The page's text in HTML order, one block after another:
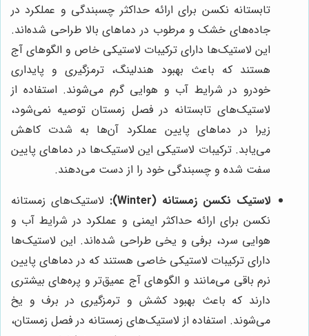
تابستانه نکسن برای ارائه حداکثر چسبندگی و عملکرد در
جاده‌های خشک و مرطوب در دماهای بالا طراحی شده‌اند.
این لاستیک‌ها دارای ترکیبات لاستیکی خاص و الگوهای آج
هستند که باعث بهبود هندلینگ، ترمزگیری و پایداری
خودرو در شرایط آب و هوایی گرم می‌شوند. استفاده از
لاستیک‌های تابستانه در فصل زمستان توصیه نمی‌شود،
زیرا در دماهای پایین عملکرد آن‌ها به شدت کاهش
می‌یابد. ترکیبات لاستیکی این لاستیک‌ها در دماهای پایین
سفت شده و چسبندگی خود را از دست می‌دهند.
لاستیک نکسن زمستانه (Winter):
لاستیک‌های زمستانه
نکسن برای ارائه حداکثر ایمنی و عملکرد در شرایط آب و
هوایی سرد، برفی و یخی طراحی شده‌اند. این لاستیک‌ها
دارای ترکیبات لاستیکی خاصی هستند که در دماهای پایین
نرم باقی می‌مانند و الگوهای آج عمیق‌تر و پره‌های بیشتری
دارند که باعث بهبود کشش و ترمزگیری در برف و یخ
می‌شوند. استفاده از لاستیک‌های زمستانه در فصل زمستان،